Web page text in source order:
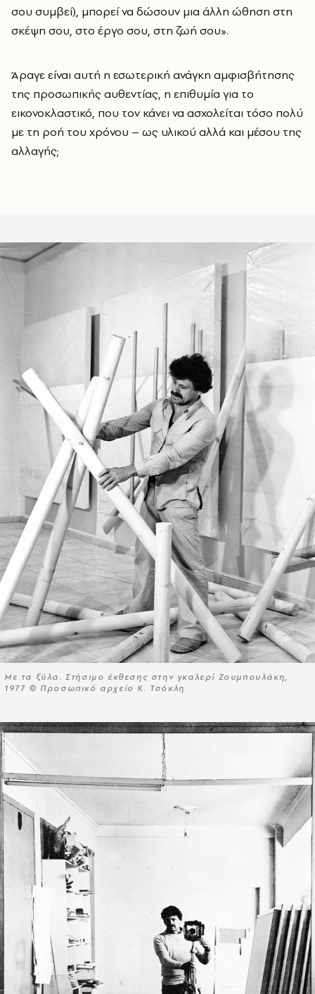
σου συμβεί), μπορεί να δώσουν μια άλλη ώθηση στη
σκέψη σου, στο έργο σου, στη ζωή σου».
Άραγε είναι αυτή η εσωτερική ανάγκη αμφισβήτησης
της προσωπικής αυθεντίας, η επιθυμία για το
εικονοκλαστικό, που τον κάνει να ασχολείται τόσο πολύ
με τη ροή του χρόνου – ως υλικού αλλά και μέσου της
αλλαγής;
Με τα ξύλα. Στήσιμο έκθεσης στην γκαλερί Ζουμπουλάκη,
1977 © Προσωπικό αρχείο Κ. Τσόκλη